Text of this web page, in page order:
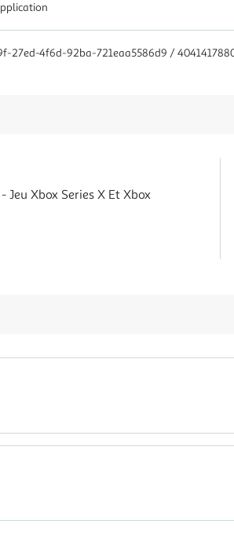
27ed-4f6d-92ba-721eaa5586d9 /
Xbox Series X Et Xbox